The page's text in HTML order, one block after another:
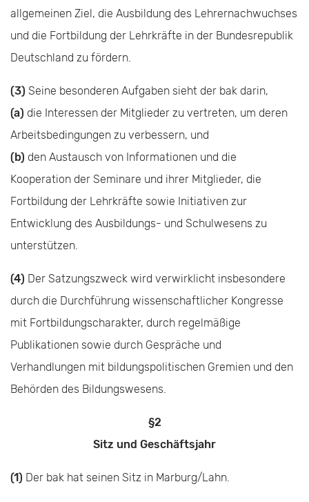
allgemeinen Ziel, die Ausbildung des Lehrernachwuchses
und die Fortbildung der Lehrkräfte in der Bundesrepublik
Deutschland zu fördern.
(3) Seine besonderen Aufgaben sieht der bak darin,
(a) die Interessen der Mitglieder zu vertreten, um deren
Arbeitsbedingungen zu verbessern, und
(b) den Austausch von Informationen und die
Kooperation der Seminare und ihrer Mitglieder, die
Fortbildung der Lehrkräfte sowie Initiativen zur
Entwicklung des Ausbildungs- und Schulwesens zu
unterstützen.
(4) Der Satzungszweck wird verwirklicht insbesondere
durch die Durchführung wissenschaftlicher Kongresse
mit Fortbildungscharakter, durch regelmäßige
Publikationen sowie durch Gespräche und
Verhandlungen mit bildungspolitischen Gremien und den
Behörden des Bildungswesens.
§2
Sitz und Geschäftsjahr
(1) Der bak hat seinen Sitz in Marburg/Lahn.